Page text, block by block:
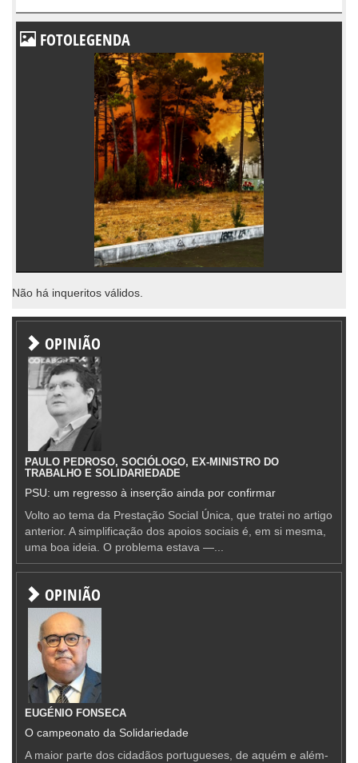
FOTOLEGENDA
Não há inqueritos válidos.
OPINIÃO
PAULO PEDROSO, SOCIÓLOGO, EX-MINISTRO DO
TRABALHO E SOLIDARIEDADE
PSU: um regresso à inserção ainda por confirmar
Volto ao tema da Prestação Social Única, que tratei no artigo
anterior. A simplificação dos apoios sociais é, em si mesma,
uma boa ideia. O problema estava —...
OPINIÃO
EUGÉNIO FONSECA
O campeonato da Solidariedade
A maior parte dos cidadãos portugueses, de aquém e além-